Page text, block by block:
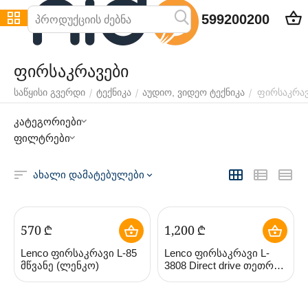
599200200
ფირსაკრავები
საწყისი გვერდი / ტექნიკა / აუდიო, ვიდეო ტექნიკა /
კატეგორიები
ფილტრები
ახალი დამატებულები
‍570‍₾
Lenco ფირსაკრავი L-85
მწვანე (ლენკო)
1,200₾
Lenco ფირსაკრავი L-
3808 Direct drive თეთრი
(ლენკო)